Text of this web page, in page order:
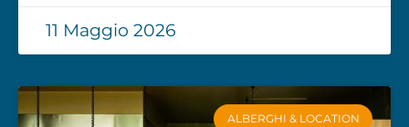
11 Maggio 2026
ALBERGHI & LOCATION